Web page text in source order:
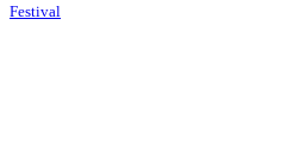
Festival